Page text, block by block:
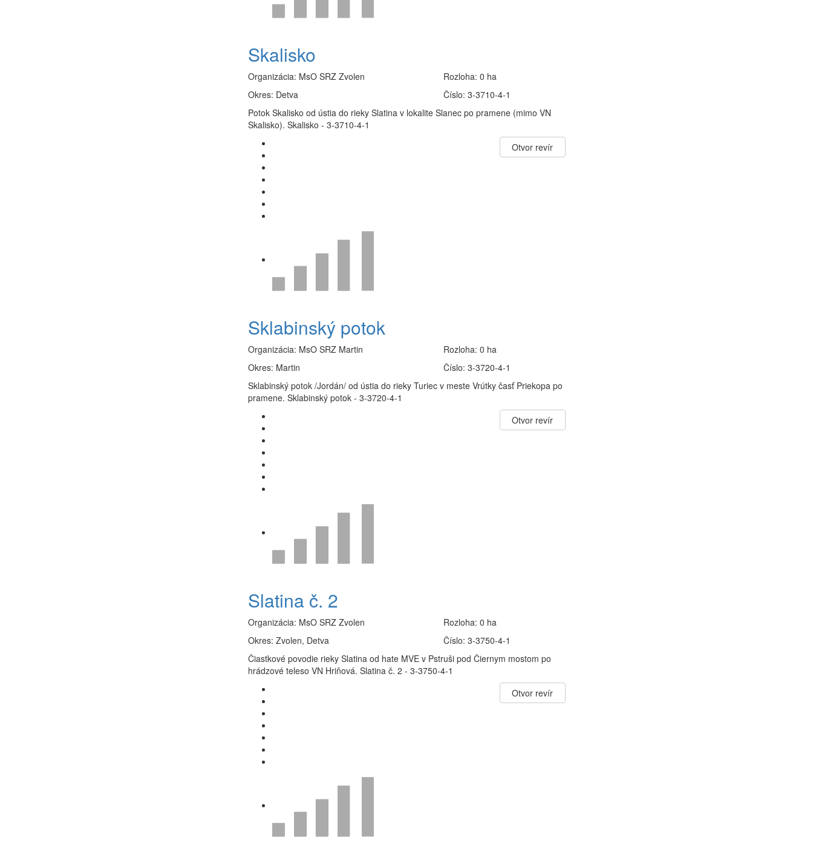
Skalisko
Organizácia: MsO SRZ Zvolen
Okres: Detva
Rozloha:0 ha
Číslo:3-3710-4-1
Potok Skalisko od ústia do rieky Slatina v lokalite Slanec po pramene (mimo VN
Skalisko). Skalisko - 3-3710-4-1
Otvor revír
Sklabinský potok
Organizácia: MsO SRZ Martin
Okres: Martin
Rozloha:0 ha
Číslo:3-3720-4-1
Sklabinský potok /Jordán/ od ústia do rieky Turiec v meste Vrútky časť Priekopa po
pramene. Sklabinský potok - 3-3720-4-1
Otvor revír
Slatina č. 2
Organizácia: MsO SRZ Zvolen
Okres: Zvolen, Detva
Rozloha:0 ha
Číslo:3-3750-4-1
Čiastkové povodie rieky Slatina od hate MVE v Pstruši pod Čiernym mostom po
hrádzové teleso VN Hriňová. Slatina č. 2 - 3-3750-4-1
Otvor revír